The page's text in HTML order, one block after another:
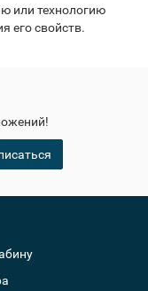
или технологию
его свойств.